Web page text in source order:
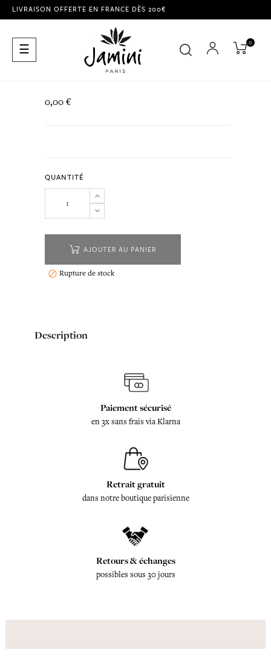
LIVRAISON OFFERTE EN FRANCE DÈS 200€
Basculer
la
☰ 0
0,00 €
QUANTITÉ
AJOUTER AU PANIER
 Rupture de stock
Description
Paiement sécurisé
en 3x sans frais via Klarna
Retrait gratuit
dans notre boutique parisienne
Retours & échanges
possibles sous 30 jours